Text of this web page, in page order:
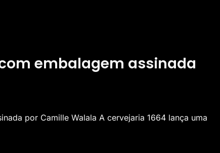
embalagem assinada
por Camille Walala A cervejaria 1664 lança uma